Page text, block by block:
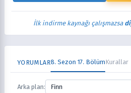
İlk indirme kaynağı çalışmazsa
YORUMLAR8. Sezon 17. BölümKurallar
Arka plan: Finn